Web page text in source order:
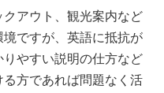
アウト、観光案内など
ですが、英語に抵抗が
やすい説明の仕方など
方であれば問題なく活